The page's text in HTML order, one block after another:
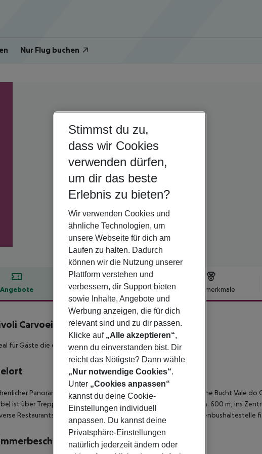
Nur Flug buchen
Angebote Hotelbeschreibung Hotelmerkmale
Carvoeiro Algarve Resort
5
für Gäste die einen erlebnisreichen Urlaub mit Erholung suchen!
Panoramalage an einer Felsküste über dem Meer. Die kleine Bucht Vale
ist über Treppen erreichbar. Zum öffentlichen Strand sind es ca. 600 m, ins
Restaurants und Bars befinden sich 900m entfernt. Eine Linienbushaltestelle
Stimmst du zu,
dass wir Cookies
verwenden dürfen,
um dir das beste
Erlebnis zu bieten?
Wir verwenden Cookies und
ähnliche Technologien, um
unsere Webseite für dich am
Laufen zu halten. Dadurch
können wir die Nutzung unserer
Plattform verstehen und
verbessern, dir Support bieten
sowie Inhalte, Angebote und
Werbung anzeigen, die für dich
relevant sind und zu dir passen.
Klicke auf „Alle akzeptieren“,
wenn du einverstanden bist. Dir
reicht das Nötigste? Dann wähle
„Nur notwendige Cookies“.
Unter „Cookies anpassen“
kannst du deine Cookie-
Einstellungen individuell
anpassen. Du kannst deine
Privatsphäre-Einstellungen
natürlich jederzeit ändern oder